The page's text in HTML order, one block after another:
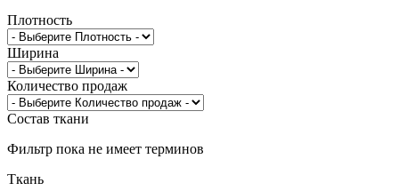
Плотность
Ширина
Количество продаж
Состав ткани
Фильтр пока не имеет терминов
Ткань